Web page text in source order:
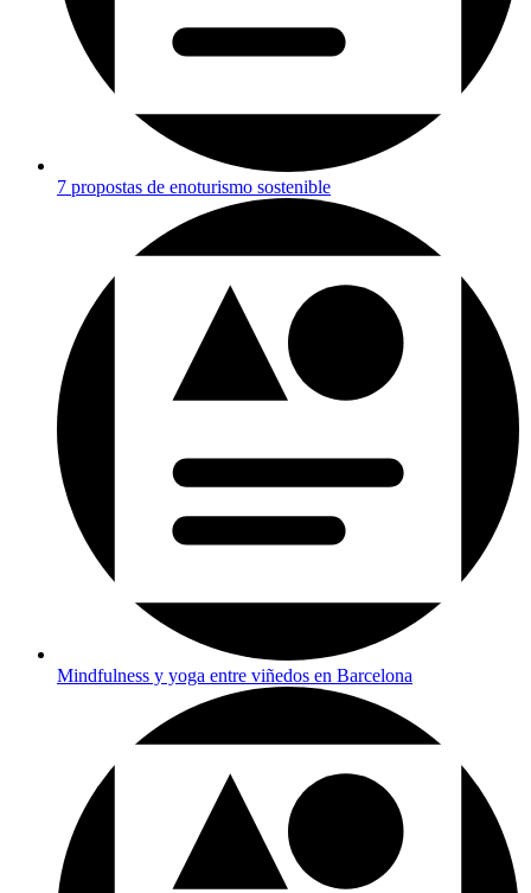
7 propostas de enoturismo sostenible
Mindfulness y yoga entre viñedos en Barcelona